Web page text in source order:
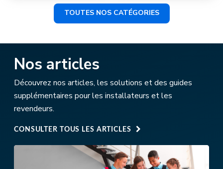
TOUTES NOS CATÉGORIES
Nos articles
Découvrez nos articles, les solutions et des guides
supplémentaires pour les installateurs et les
revendeurs.
CONSULTER TOUS LES ARTICLES